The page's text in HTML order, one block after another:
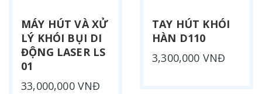
MÁY HÚT VÀ XỬ
LÝ KHÓI BỤI DI
ĐỘNG LASER LS
01
33,000,000 VNĐ
TAY HÚT KHÓI
HÀN D110
3,300,000 VNĐ